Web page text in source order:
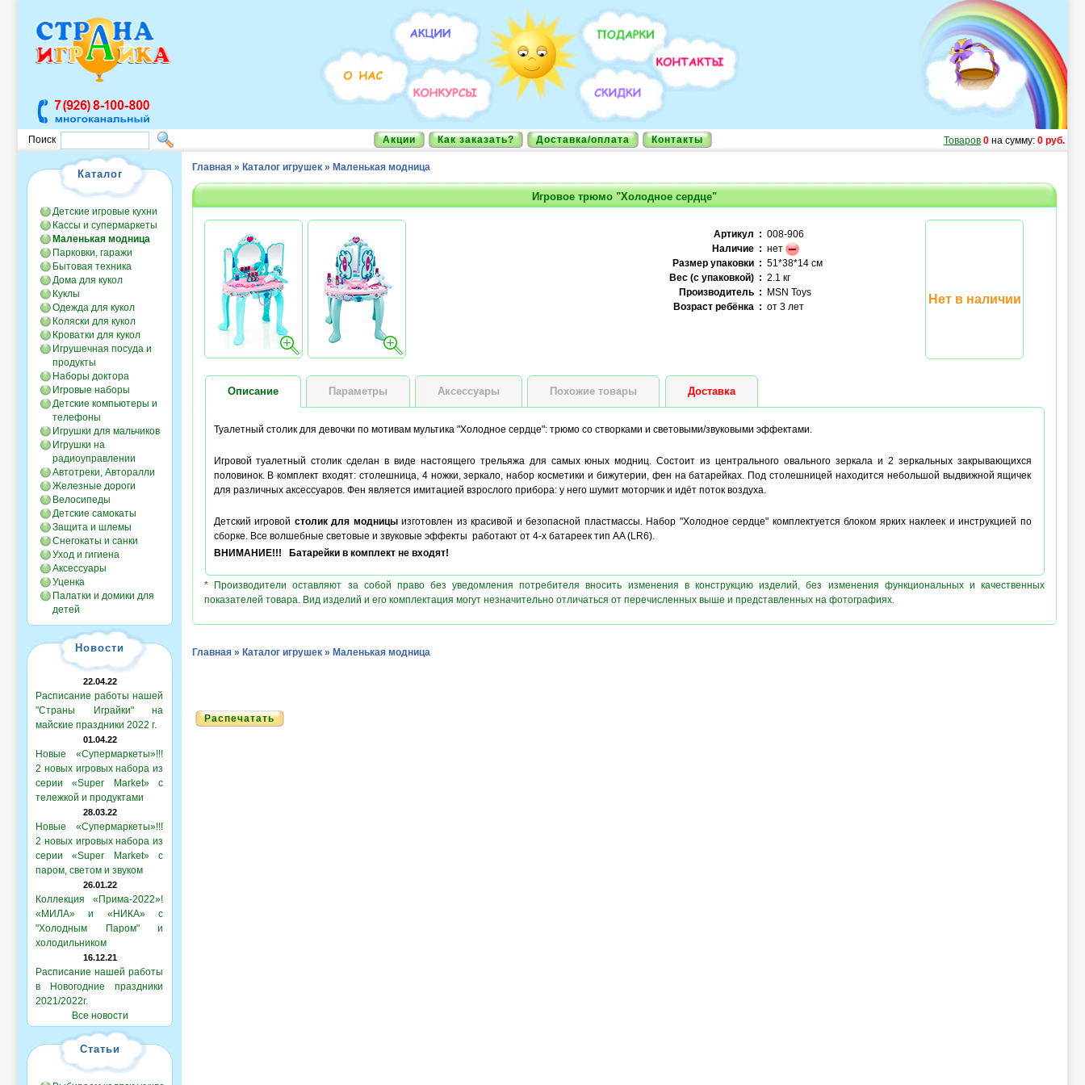
Поиск Акции Как заказать? Доставка/оплата Контакты Товаров 0 на сумму: 0 руб.
Каталог
Детские игровые кухни
Кассы и супермаркеты
Маленькая модница
Парковки, гаражи
Бытовая техника
Дома для кукол
Куклы
Одежда для кукол
Коляски для кукол
Кроватки для кукол
Игрушечная посуда и
продукты
Наборы доктора
Игровые наборы
Детские компьютеры и
телефоны
Игрушки для мальчиков
Игрушки на
радиоуправлении
Автотреки, Авторалли
Железные дороги
Велосипеды
Детские самокаты
Защита и шлемы
Снегокаты и санки
Уход и гигиена
Аксессуары
Уценка
Палатки и домики для
детей
Новости
22.04.22
Расписание работы нашей
"Страны Играйки" на
майские праздники 2022 г.
01.04.22
Новые «Супермаркеты»!!!
2 новых игровых набора из
серии «Super Market» с
тележкой и продуктами
28.03.22
Новые «Супермаркеты»!!!
2 новых игровых набора из
серии «Super Market» с
паром, светом и звуком
26.01.22
Коллекция «Прима-2022»!
«МИЛА» и «НИКА» с
"Холодным Паром" и
холодильником
16.12.21
Расписание нашей работы
в Новогодние праздники
2021/2022г.
Все новости
Статьи
Главная » Каталог игрушек » Маленькая модница
Игровое трюмо "Холодное сердце"
Артикул : 008-906
Наличие : нет
Размер упаковки : 51*38*14 см
Вес (с упаковкой) : 2.1 кг
Производитель : MSN Toys
Возраст ребёнка : от 3 лет
Нет в наличии
Описание Параметры Аксессуары Похожие товары Доставка
Туалетный столик для девочки по мотивам мультика "Холодное сердце": трюмо со створками и световыми/звуковыми эффектами.
Игровой туалетный столик сделан в виде настоящего трельяжа для самых юных модниц. Состоит из центрального овального зеркала и 2 зеркальных закрывающихся
половинок. В комплект входят: столешница, 4 ножки, зеркало, набор косметики и бижутерии, фен на батарейках. Под столешницей находится небольшой выдвижной ящичек
для различных аксессуаров. Фен является имитацией взрослого прибора: у него шумит моторчик и идёт поток воздуха.
Детский игровой столик для модницыизготовлен из красивой и безопасной пластмассы. Набор "Холодное сердце" комплектуется блоком ярких наклеек и инструкцией по
сборке. Все волшебные световые и звуковые эффекты работают от 4-х батареек тип AA (LR6).
ВНИМАНИЕ!!! Батарейки в комплект не входят!
* Производители оставляют за собой право без уведомления потребителя вносить изменения в конструкцию изделий, без изменения функциональных и качественных
показателей товара. Вид изделий и его комплектация могут незначительно отличаться от перечисленных выше и представленных на фотографиях.
Главная » Каталог игрушек » Маленькая модница
Распечатать